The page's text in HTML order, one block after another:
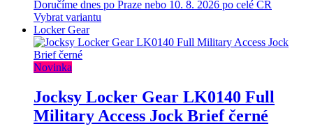
Doručíme dnes po Praze nebo 10. 8. 2026 po celé ČR
Vybrat variantu
Locker Gear
Novinka
Jocksy Locker Gear LK0140 Full
Military Access Jock Brief černé